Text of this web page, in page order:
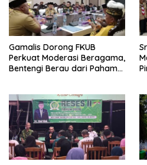
Gamalis Dorong FKUB
Perkuat Moderasi Beragama,
Bentengi Berau dari Paham